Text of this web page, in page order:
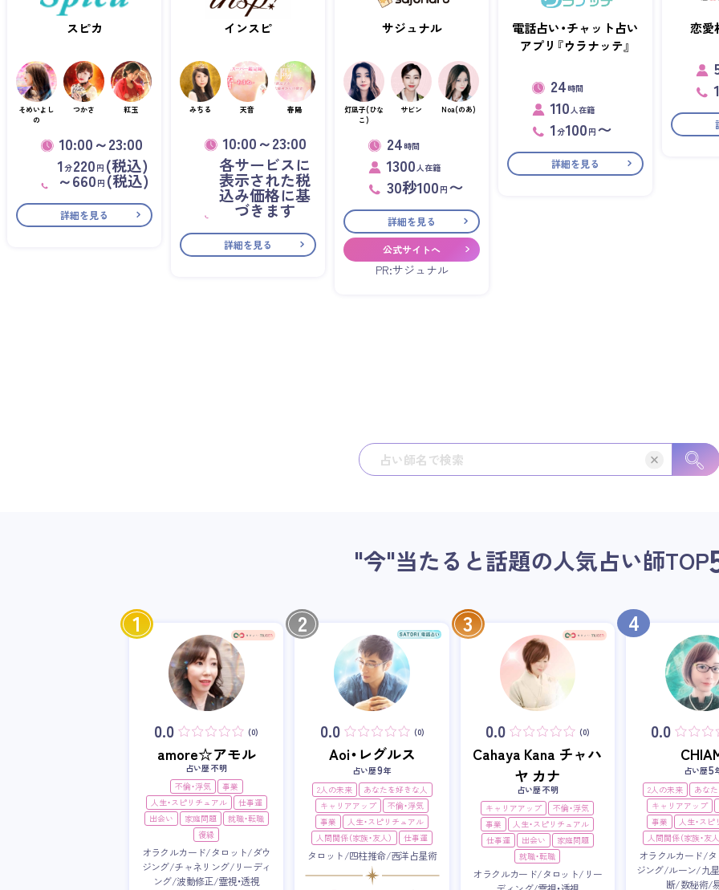
スピカ
そめいよし
の
つかさ 紅玉
10:00～23:00
1分220 円 (税込)
～660 円 (税込)
詳細を見る
インスピ
みちる 天音 春陽
10:00～23:00
各サービスに
表示された税
込み価格に基
づきます
詳細を見る
サジュナル
灯凪子(ひな
こ)
サビン Noa(のあ)
24 時間
1300人在籍
30秒100 円 〜
詳細を見る
公式サイトへ
PR:サジュナル
電話占い・チャット占い
アプリ『ウラナッテ』
24 時間
110人在籍
1分100 円 〜
詳細を見る
恋愛
1
"今"当たると話題の人気占い師TOP
1
0.0 (0)
amore☆アモル
占い歴 不明
不倫・浮気
事業
人生・スピリチュアル
仕事運
出会い
家庭問題
就職・転職
復縁
オラクルカード/タロット/ダウ
ジング/チャネリング/リーディ
ング/波動修正/霊視・透視
2
0.0 (0)
Aoi・レグルス
占い歴9年
2人の未来
あなたを好きな人
キャリアアップ
不倫・浮気
事業
人生・スピリチュアル
人間関係（家族・友人）
仕事運
タロット/四柱推命/西洋占星術
3
0.0 (0)
Cahaya Kana チャハ
ヤ カナ
占い歴 不明
キャリアアップ
不倫・浮気
事業
人生・スピリチュアル
仕事運
出会い
家庭問題
就職・転職
オラクルカード/タロット/リー
4
0.0
占い歴5
2人の未来
あな
キャリアアップ
事業
人生・ス
人間関係（家族・友人
オラクルカード/
ジング/ルーン/九
断/数秘術/